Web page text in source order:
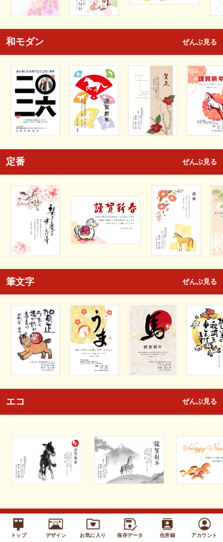
トップ デザイン お気に入り 保存データ 住所録 アカウント
和モダン ぜんぶ見る
定番 ぜんぶ見る
筆文字 ぜんぶ見る
エコ ぜんぶ見る
キッズ ぜんぶ見る